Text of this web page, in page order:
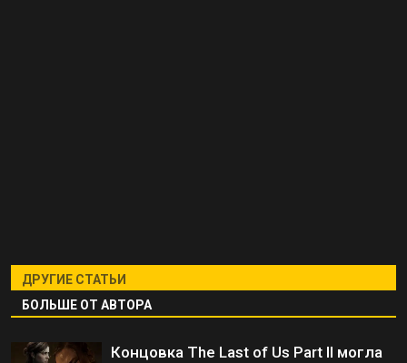
ДРУГИЕ СТАТЬИ
БОЛЬШЕ ОТ АВТОРА
Концовка The Last of Us Part II могла